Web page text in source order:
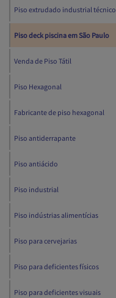
Piso extrudado industrial técnico
Piso deck piscina em São Paulo
Venda de Piso Tátil
Piso Hexagonal
Fabricante de piso hexagonal
Piso antiderrapante
Piso antiácido
Piso industrial
Piso indústrias alimentícias
Piso para cervejarias
Piso para deficientes físicos
Piso para deficientes visuais